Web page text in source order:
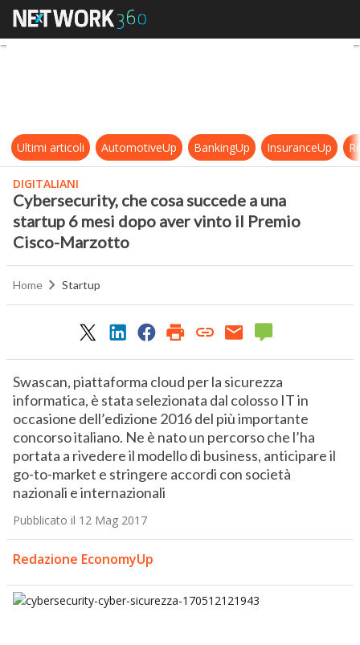
Cybersecurity, che cosa succede
Ultimi articoli AutomotiveUp BankingUp InsuranceUp
DIGITALIANI
Cybersecurity, che cosa succede a una
startup 6 mesi dopo aver vinto il Premio
Cisco-Marzotto
Home Startup
Swascan, piattaforma cloud per la sicurezza
informatica, è stata selezionata dal colosso IT in
occasione dell’edizione 2016 del più importante
concorso italiano. Ne è nato un percorso che l’ha
portata a rivedere il modello di business, anticipare il
go-to-market e stringere accordi con società
nazionali e internazionali
Pubblicato il 12 Mag 2017
Redazione EconomyUp